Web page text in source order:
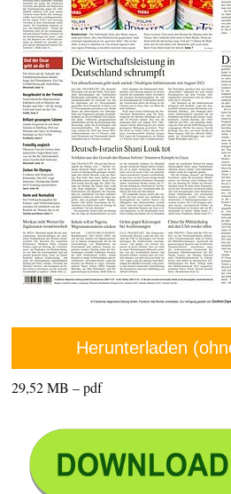
Herunterladen
29,52 MB – pdf